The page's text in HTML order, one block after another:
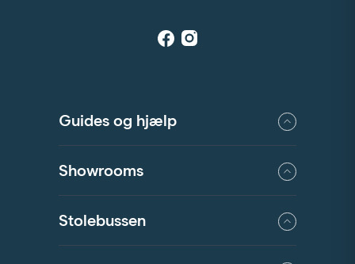
Guides og hjælp
Showrooms
Stolebussen